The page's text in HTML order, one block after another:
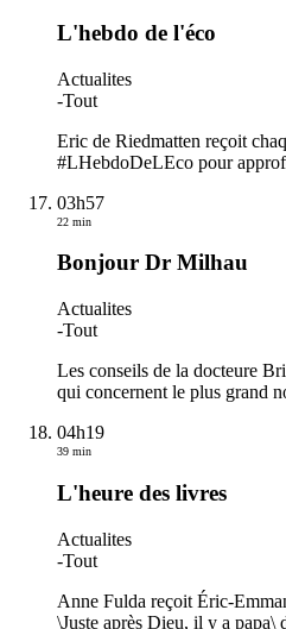
L'hebdo de l'éco
Actualites
-Tout
Eric de Riedmatten reçoit
#LHebdoDeLEco pour
03h57
22 min
Bonjour Dr Milhau
Actualites
-Tout
Les conseils de la docteure
qui concernent le plus grand
04h19
39 min
L'heure des livres
Actualites
-Tout
Anne Fulda reçoit Éric-
\Juste après Dieu, il y a papa\